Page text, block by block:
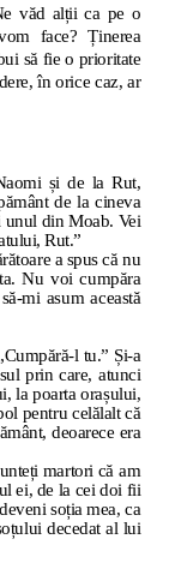
văd alții ca pe o
face? Ținerea
să fie o prioritate
în orice caz, ar
și de la Rut,
de la cineva
unul din Moab. Vei
Rut.”
a spus că nu
Nu voi cumpăra
mi asum această
l tu.” Și-a
prin care, atunci
la poarta orașului,
pentru celălalt că
deoarece era
martori că am
ei, de la cei doi fii
soția mea, ca
decedat al lui